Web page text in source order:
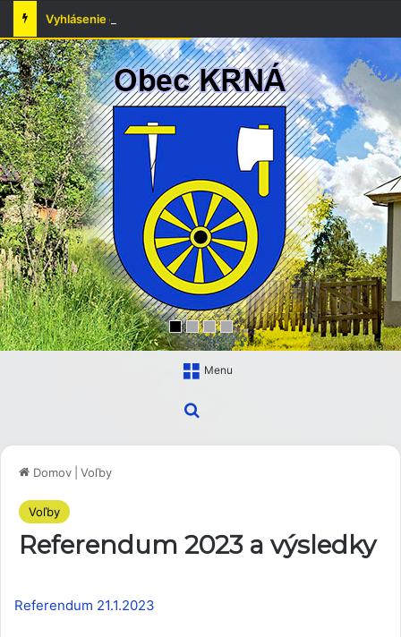
Menu
Domov Voľby
Voľby
Referendum 2023 a výsledky
Referendum 21.1.2023